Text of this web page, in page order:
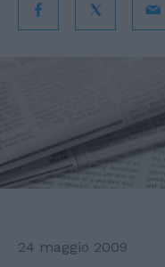
24 maggio 2009